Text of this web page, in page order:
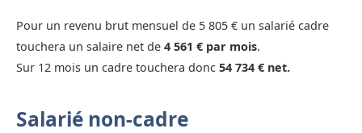
Pour un revenu brut mensuel de 5 805 € un salarié cadre
touchera un salaire net de 4 561 € par mois.
Sur 12 mois un cadre touchera donc 54 734 € net.
Salarié non-cadre